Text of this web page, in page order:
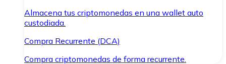
Almacena tus criptomonedas en una wallet auto
custodiada.
Compra Recurrente (DCA)
Compra criptomonedas de forma recurrente.